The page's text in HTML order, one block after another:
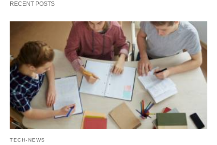
RECENT POSTS
TECH-NEWS